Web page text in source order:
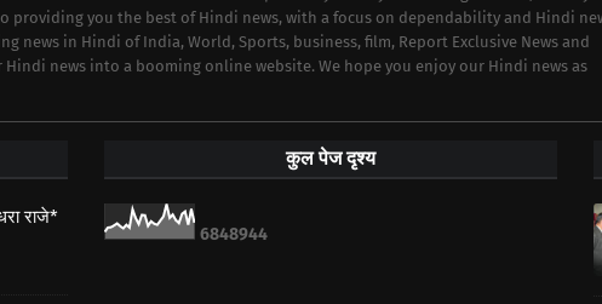
providing you the best of Hindi news, with a focus on dependability and Hindi
news in Hindi of India, World, Sports, business, film, Report Exclusive News and
news into a booming online website. We hope you enjoy our Hindi news as
राजे*
कुल पेज दृश्य
6848944